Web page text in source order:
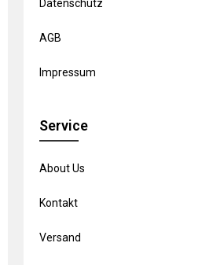
Datenschutz
AGB
Impressum
Service
About Us
Kontakt
Versand